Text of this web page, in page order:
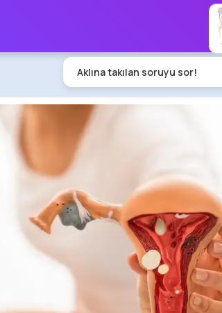
Aklına takılan soruyu sor!